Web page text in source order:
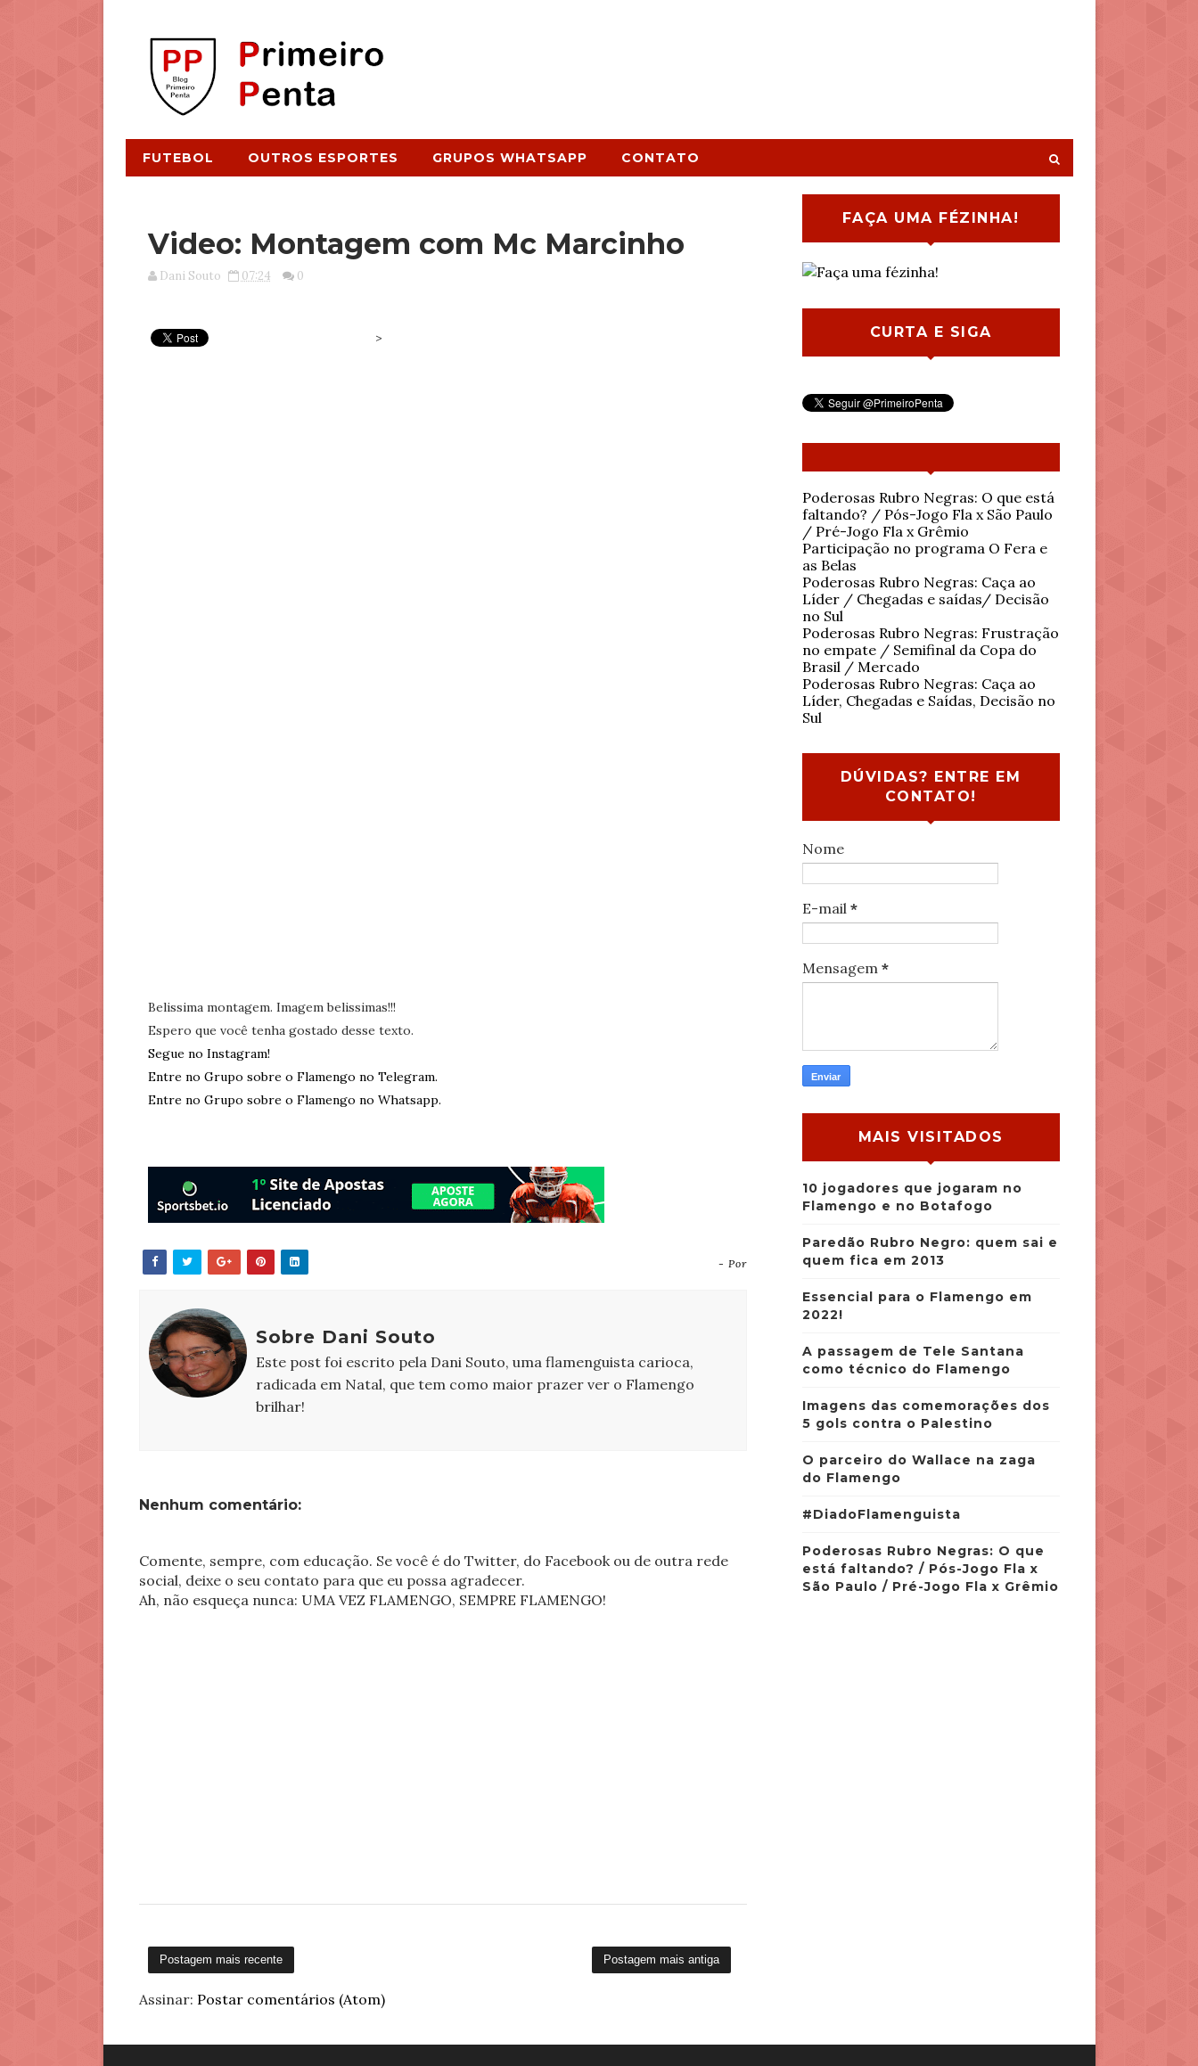
FUTEBOL OUTROS ESPORTES GRUPOS WHATSAPP CONTATO
Video: Montagem com Mc Marcinho
Dani Souto 07:24 0
>
Belissima montagem. Imagem belissimas!!!
Espero que você tenha gostado desse texto.
Segue no Instagram!
Entre no Grupo sobre o Flamengo no Telegram.
Entre no Grupo sobre o Flamengo no Whatsapp.
- Por
Sobre Dani Souto
Este post foi escrito pela Dani Souto, uma flamenguista carioca,
radicada em Natal, que tem como maior prazer ver o Flamengo
brilhar!
Nenhum comentário:
Comente, sempre, com educação. Se você é do Twitter, do Facebook ou de outra rede
social, deixe o seu contato para que eu possa agradecer.
Ah, não esqueça nunca: UMA VEZ FLAMENGO, SEMPRE FLAMENGO!
Postagem mais recente Postagem mais antiga
Assinar: Postar comentários (Atom)
FAÇA UMA FÉZINHA!
CURTA E SIGA
Poderosas Rubro Negras: O que está
faltando? / Pós-Jogo Fla x São Paulo
/ Pré-Jogo Fla x Grêmio
Participação no programa O Fera e
as Belas
Poderosas Rubro Negras: Caça ao
Líder / Chegadas e saídas/ Decisão
no Sul
Poderosas Rubro Negras: Frustração
no empate / Semifinal da Copa do
Brasil / Mercado
Poderosas Rubro Negras: Caça ao
Líder, Chegadas e Saídas, Decisão no
Sul
DÚVIDAS? ENTRE EM
CONTATO!
Nome
E-mail *
Mensagem *
MAIS VISITADOS
10 jogadores que jogaram no
Flamengo e no Botafogo
Paredão Rubro Negro: quem sai e
quem fica em 2013
Essencial para o Flamengo em
2022!
A passagem de Tele Santana
como técnico do Flamengo
Imagens das comemorações dos
5 gols contra o Palestino
O parceiro do Wallace na zaga
do Flamengo
#DiadoFlamenguista
Poderosas Rubro Negras: O que
está faltando? / Pós-Jogo Fla x
São Paulo / Pré-Jogo Fla x Grêmio